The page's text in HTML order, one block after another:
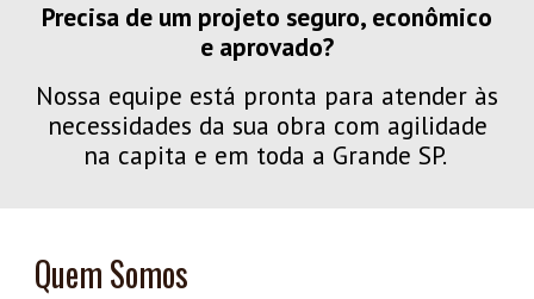
Precisa de um projeto seguro, econômico
e aprovado?
Nossa equipe está pronta para atender às
necessidades da sua obra com agilidade
na capita e em toda a Grande SP.
Quem Somos